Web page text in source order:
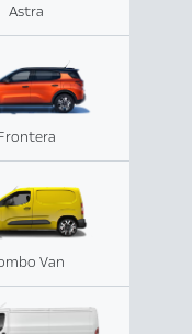
Astra
Van